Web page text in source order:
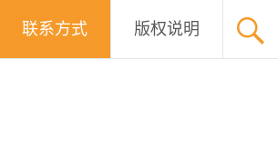
联系方式 版权说明